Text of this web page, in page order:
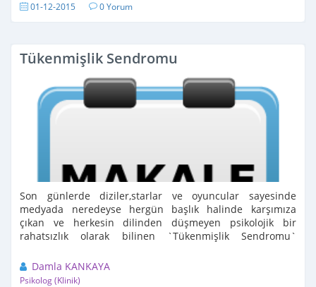
01-12-2015 0 Yorum
Tükenmişlik Sendromu
Son günlerde diziler,starlar ve oyuncular sayesinde
medyada neredeyse hergün başlık halinde karşımıza
çıkan ve herkesin dilinden düşmeyen psikolojik bir
rahatsızlık olarak bilinen `Tükenmişlik Sendromu`
... Damla KANKAYA
Psikolog (Klinik)